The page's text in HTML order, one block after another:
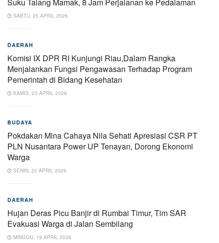
SABTU, 25 APRIL 2026
DAERAH
Komisi IX DPR RI Kunjungi Riau,Dalam Rangka
Menjalankan Fungsi Pengawasan Terhadap Program
Pemerintah di Bidang Kesehatan
KAMIS, 23 APRIL 2026
BUDAYA
Pokdakan Mina Cahaya Nila Sehati Apresiasi CSR PT
PLN Nusantara Power UP Tenayan, Dorong Ekonomi
Warga
SENIN, 20 APRIL 2026
DAERAH
Hujan Deras Picu Banjir di Rumbai Timur, Tim SAR
Evakuasi Warga di Jalan Sembilang
MINGGU, 19 APRIL 2026